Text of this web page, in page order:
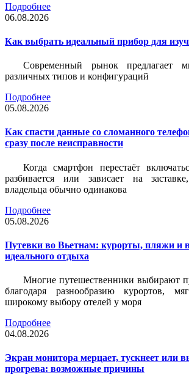
Подробнее
06.08.2026
Как выбрать идеальный прибор для
Современный рынок предлагает
различных типов и конфигураций
Подробнее
05.08.2026
Как спасти данные со сломанного
сразу после неисправности
Когда смартфон перестаёт
разбивается или зависает на
владельца обычно одинакова
Подробнее
05.08.2026
Путевки во Вьетнам: курорты, пляжи и
идеального отдыха
Многие путешественники выбирают
благодаря разнообразию курортов,
широкому выбору отелей у моря
Подробнее
04.08.2026
Экран монитора мерцает, тускнеет или
прогрева: возможные причины